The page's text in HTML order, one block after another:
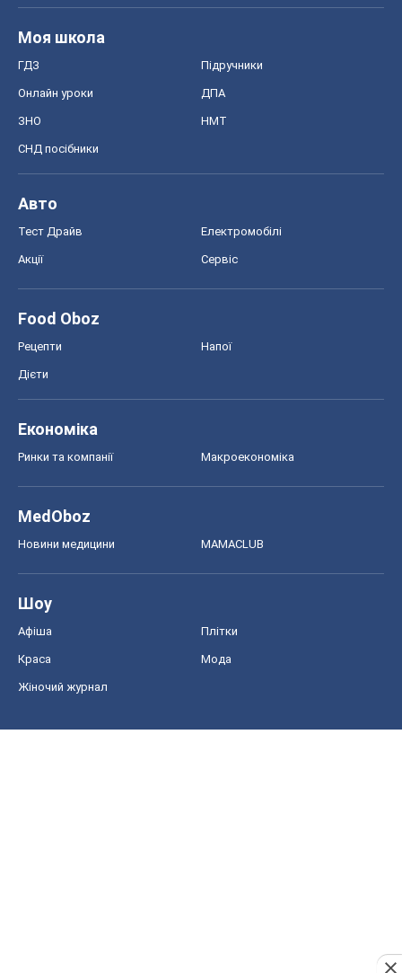
Моя школа
ГДЗ Підручники
Онлайн уроки ДПА
ЗНО НМТ
СНД посібники
Авто
Тест Драйв Електромобілі
Акції Сервіс
Food Oboz
Рецепти Напої
Дієти
Економіка
Ринки та компанії Макроекономіка
MedOboz
Новини медицини MAMACLUB
Шоу
Афіша Плітки
Краса Мода
Жіночий журнал